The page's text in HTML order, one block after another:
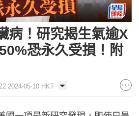
病！研究揭生氣逾X
恐永久受損！附
2024-05-10 HKT